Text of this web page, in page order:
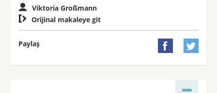
Viktoria Großmann
 Orijinal makaleye git
Paylaş  